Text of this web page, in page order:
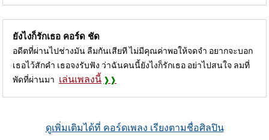
ยังไงก็รักเธอ คอร์ด ชัด
อดีตที่ผ่านไปช่างมัน ลืมกันเสียที ไม่มีคุณค่าพอให้จดจำ อยากจะบอก
เธอไว้สักคำ เธอจงรับฟัง ว่าฉันคนนี้ยังไงก็รักเธอ อย่าไปสนใจ ลมที่
พัดที่ผ่านมา เล่นเพลงนี้
ดูเพิ่มเติมได้ที่ คอร์ดเพลง เรียงตามชื่อศิลปิน